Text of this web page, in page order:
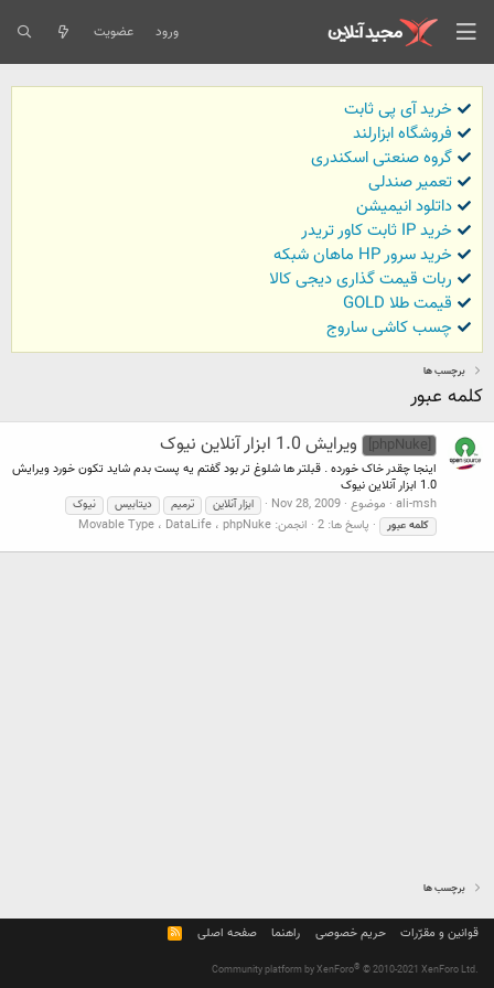
ورود عضویت
خرید آی پی ثابت
فروشگاه ابزارلند
گروه صنعتی اسکندری
تعمیر صندلی
داتلود انیمیشن
خرید IP ثابت کاور تریدر
خرید سرور HP ماهان شبکه
ربات قیمت گذاری دیجی کالا
قیمت طلا GOLD
چسب کاشی ساروج
برچسب ها
کلمه عبور
[phpNuke] ویرایش 1.0 ابزار آنلاین نیوک
اینجا چقدر خاک خورده . قبلتر ها شلوغ تر بود گفتم یه پست بدم شاید تکون خورد ویرایش
1.0 ابزار آنلاین نیوک
ali-msh موضوع Nov 28, 2009 ابزار آنلاین ترمیم دیتابیس
نیوک
کلمه عبور پاسخ ها: 2 انجمن: Movable Type ، DataLife ، phpNuke
برچسب ها
قوانین و مقرّرات حریم خصوصی راهنما صفحه اصلی
R
S
Community platform by XenForo® © 2010-2021 XenForo Ltd.